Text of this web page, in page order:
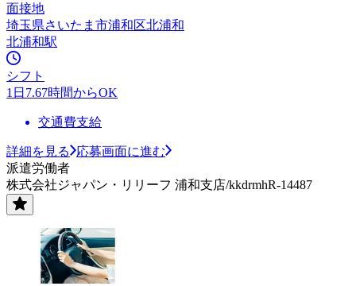
面接地
埼玉県さいたま市浦和区北浦和
北浦和駅
シフト
1日7.67時間からOK
交通費支給
詳細を見る
応募画面に進む
派遣労働者
株式会社ジャパン・リリーフ 浦和支店/kkdrmhR-14487